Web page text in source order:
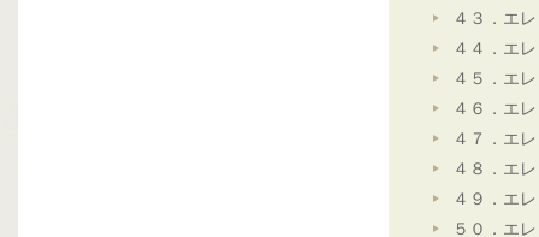
４３．エ
４４．エ
４５．エ
４６．エ
４７．エ
４８．エ
４９．エ
５０．エ